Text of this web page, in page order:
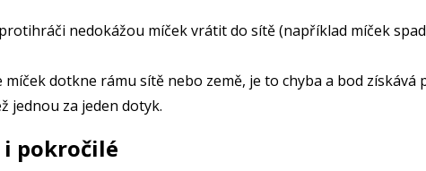
nedokážou míček vrátit do sítě (například míček
míček dotkne rámu sítě nebo země, je to chyba a bod
jednou za jeden dotyk.
pokročilé